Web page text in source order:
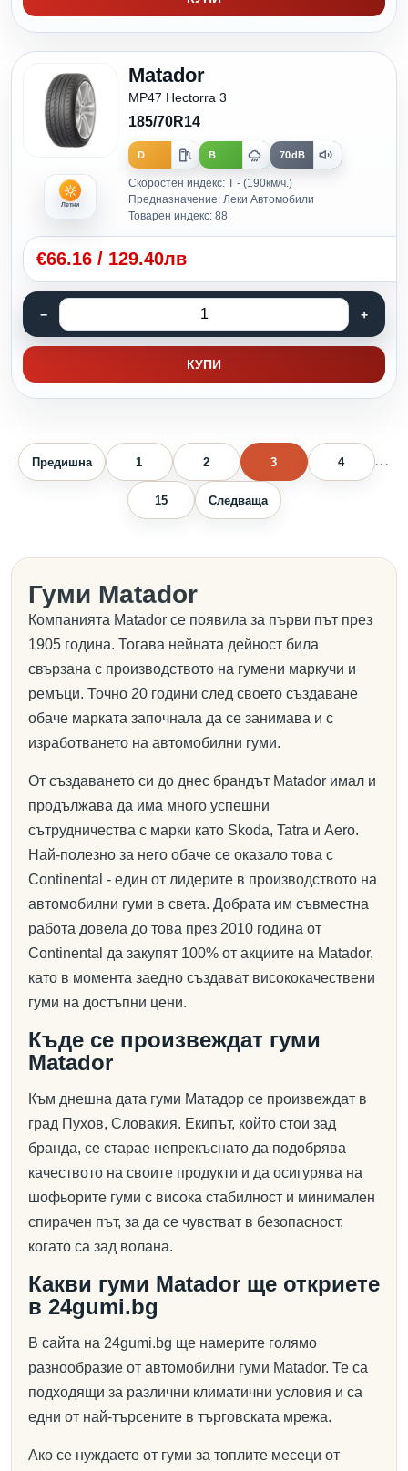
Летни
Matador
MP47 Hectorra 3
185/70R14
D B 70dB
Скоростен индекс: T - (190км/ч.)
Предназначение: Леки Автомобили
Товарен индекс: 88
€66.16 / 129.40лв
КУПИ
Предишна 1 2 3 4 ...
15 Следваща
Гуми Matador
Компанията Matador се появила за първи път през
1905 година. Тогава нейната дейност била
свързана с производството на гумени маркучи и
ремъци. Точно 20 години след своето създаване
обаче марката започнала да се занимава и с
изработването на автомобилни гуми.
От създаването си до днес брандът Matador имал и
продължава да има много успешни
сътрудничества с марки като Skoda, Tatra и Aero.
Най-полезно за него обаче се оказало това с
Continental - един от лидерите в производството на
автомобилни гуми в света. Добрата им съвместна
работа довела до това през 2010 година от
Continental да закупят 100% от акциите на Matador,
като в момента заедно създават висококачествени
гуми на достъпни цени.
Къде се произвеждат гуми
Matador
Към днешна дата гуми Матадор се произвеждат в
град Пухов, Словакия. Екипът, който стои зад
бранда, се старае непрекъснато да подобрява
качеството на своите продукти и да осигурява на
шофьорите гуми с висока стабилност и минимален
спирачен път, за да се чувстват в безопасност,
когато са зад волана.
Какви гуми Matador ще откриете
в 24gumi.bg
В сайта на 24gumi.bg ще намерите голямо
разнообразие от автомобилни гуми Matador. Те са
подходящи за различни климатични условия и са
едни от най-търсените в търговската мрежа.
Ако се нуждаете от гуми за топлите месеци от